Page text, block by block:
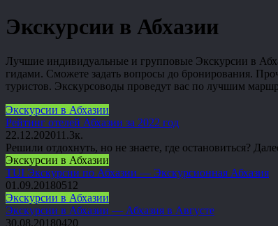
Экскурсии в Абхазии
Лучшие индивидуальные и групповые Экскурсии в
гидами. Сможете задать вопросы до бронирования.
туристов. Экскурсоводы проведут вас по лучшим
Экскурсии в Абхазии
Рейтинг отелей Абхазии за 2022 год
22.12.20201 1.3к.
Решили отдохнуть, но не знаете, где остановиться?
Экскурсии в Абхазии
TUI Экскурсии по Абхазии — Экскурсионная Абхазия
01.09.20180512
Экскурсии в Абхазии
Экскурсии в Абхазии — Абхазия в Августе
30.08.20180420